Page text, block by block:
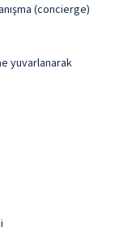
(concierge)
yuvarlanarak